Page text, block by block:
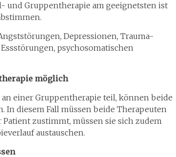
und Gruppentherapie am geeignetsten ist
Depressionen, Trauma-
psychosomatischen
möglich
einer Gruppentherapie teil, können beide
diesem Fall müssen beide Therapeuten
zustimmt, müssen sie sich zudem
austauschen.